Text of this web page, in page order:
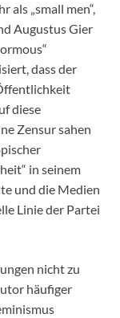
als „small men“,
Augustus Gier
dass der
diese
Zensur sahen
in seinem
und die Medien
Linie der Partei
nicht zu
häufiger